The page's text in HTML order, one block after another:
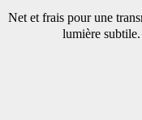
Net et frais pour une
lumière subtile.